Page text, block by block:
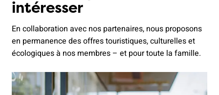
intéresser
En collaboration avec nos partenaires, nous proposons
en permanence des offres touristiques, culturelles et
écologiques à nos membres – et pour toute la famille.